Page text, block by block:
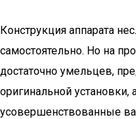
Конструкция аппарата
самостоятельно. Но на
достаточно умельцев,
оригинальной установки,
усовершенствованные